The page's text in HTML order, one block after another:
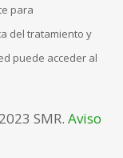
para
del tratamiento y
puede acceder al
SMR. Aviso